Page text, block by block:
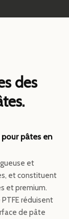
des
pâtes en
et
et constituent
et premium.
réduisent
de pâte